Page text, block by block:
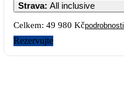
Strava: All inclusive
Celkem: 49 980 Kčpodrobnosti
Rezervujte